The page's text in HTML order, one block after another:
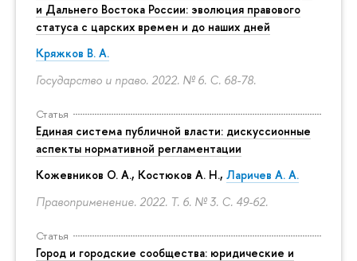
и Дальнего Востока России: эволюция правового
статуса с царских времен и до наших дней
Кряжков В. А.
Государство и право. 2022. № 6. С. 68-78.
Статья
Единая система публичной власти: дискуссионные
аспекты нормативной регламентации
Кожевников О. А., Костюков А. Н., Ларичев А. А.
Правоприменение. 2022. Т. 6. № 3. С. 49-62.
Статья
Город и городские сообщества: юридические и